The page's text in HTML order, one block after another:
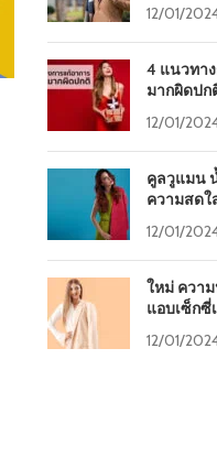
12/01/
4 แนวทา
มากผิดปก
12/01/
คูลวูแมน
ความสดใ
12/01/
ใหม่ ควา
แอบเซ็กซี่
12/01/